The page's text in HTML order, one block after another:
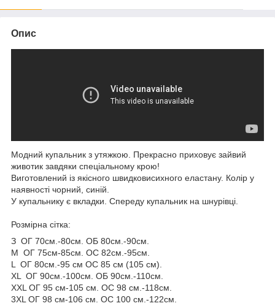
Опис
Модний купальник з утяжкою. Прекрасно приховує зайвий
животик завдяки спеціальному крою!
Виготовлений із якісного швидковисихного еластану. Колір у
наявності чорний, синій.
У купальнику є вкладки. Спереду купальник на шнурівці.
Розмірна сітка:
З ОГ 70см.-80см. ОБ 80см.-90см.
M ОГ 75см-85см. ОС 82см.-95см.
L ОГ 80см.-95 см ОС 85 см (105 см).
XL ОГ 90см.-100см. ОБ 90см.-110см.
XXL ОГ 95 см-105 см. ОС 98 см.-118см.
3XL ОГ 98 см-106 см. ОС 100 см.-122см.